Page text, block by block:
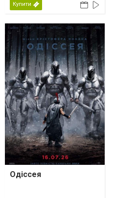
Купити
Одіссея